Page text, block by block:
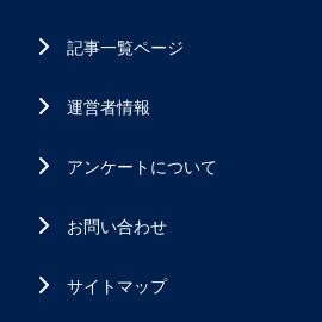
記事一覧ページ
運営者情報
アンケートについて
お問い合わせ
サイトマップ